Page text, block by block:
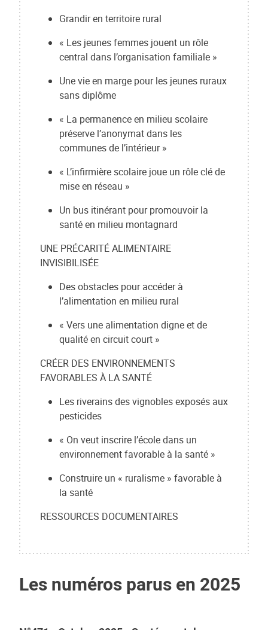
Grandir en territoire rural
« Les jeunes femmes jouent un rôle
central dans l’organisation familiale »
Une vie en marge pour les jeunes ruraux
sans diplôme
« La permanence en milieu scolaire
préserve l’anonymat dans les
communes de l’intérieur »
« L’infirmière scolaire joue un rôle clé de
mise en réseau »
Un bus itinérant pour promouvoir la
santé en milieu montagnard
UNE PRÉCARITÉ ALIMENTAIRE
INVISIBILISÉE
Des obstacles pour accéder à
l’alimentation en milieu rural
« Vers une alimentation digne et de
qualité en circuit court »
CRÉER DES ENVIRONNEMENTS
FAVORABLES À LA SANTÉ
Les riverains des vignobles exposés aux
pesticides
« On veut inscrire l’école dans un
environnement favorable à la santé »
Construire un « ruralisme » favorable à
la santé
RESSOURCES DOCUMENTAIRES
Les numéros parus en 2025